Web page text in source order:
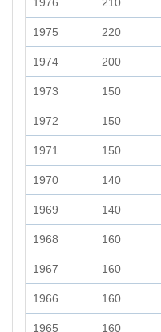
1975 220
1974 200
1973 150
1972 150
1971 150
1970 140
1969 140
1968 160
1967 160
1966 160
1965 160